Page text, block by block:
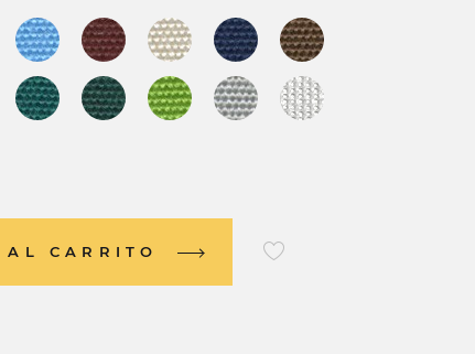
AL CARRITO